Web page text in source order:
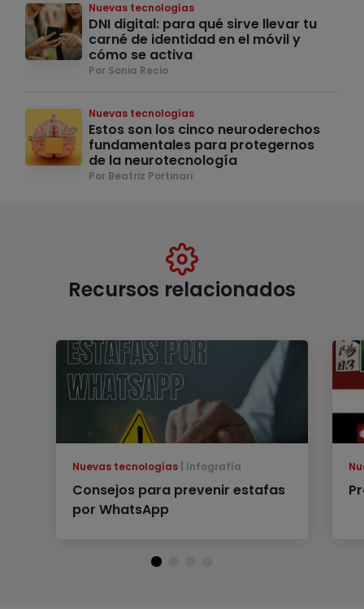
Nuevas tecnologías
DNI digital: para qué sirve llevar tu
carné de identidad en el móvil y
cómo se activa
Por Sonia Recio
Nuevas tecnologías
Estos son los cinco neuroderechos
fundamentales para protegernos
de la neurotecnología
Por Beatriz Portinari
Recursos relacionados
Nuevas tecnologías Infografía
Consejos para prevenir estafas
por WhatsApp